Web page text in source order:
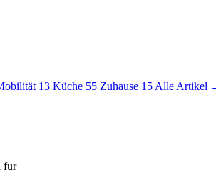
13 Küche 55 Zuhause 15 Alle Artikel
für